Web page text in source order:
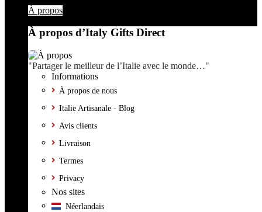
À propos
À propos d’Italy Gifts Direct
"Partager le meilleur de l’Italie avec le monde…"
Informations
À propos de nous
Italie Artisanale - Blog
Avis clients
Livraison
Termes
Privacy
Nos sites
Néerlandais